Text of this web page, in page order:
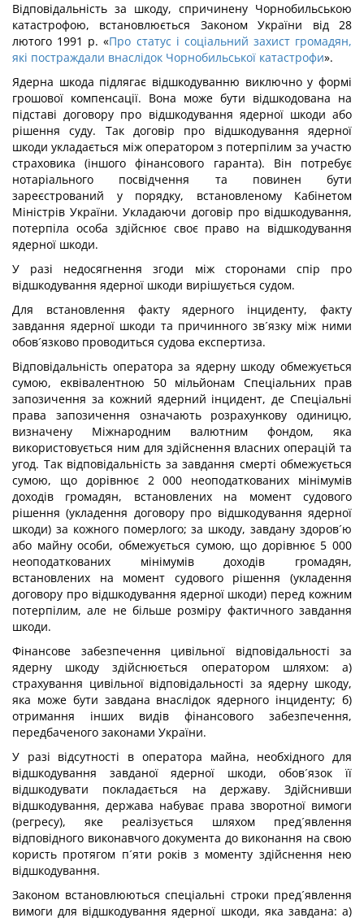
Відповідальність за шкоду, спричинену Чорнобильською
катастрофою, встановлюється Законом України від 28
лютого 1991 р. «Про статус і соціальний захист громадян,
які постраждали внаслідок Чорнобильської катастрофи».
Ядерна шкода підлягає відшкодуванню виключно у формі
грошової компенсації. Вона може бути відшкодована на
підставі договору про відшкодування ядерної шкоди або
рішення суду. Так договір про відшкодування ядерної
шкоди укладається між оператором з потерпілим за участю
страховика (іншого фінансового гаранта). Він потребує
нотаріального посвідчення та повинен бути
зареєстрований у порядку, встановленому Кабінетом
Міністрів України. Укладаючи договір про відшкодування,
потерпіла особа здійснює своє право на відшкодування
ядерної шкоди.
У разі недосягнення згоди між сторонами спір про
відшкодування ядерної шкоди вирішується судом.
Для встановлення факту ядерного інциденту, факту
завдання ядерної шкоди та причинного зв´язку між ними
обов´язково проводиться судова експертиза.
Відповідальність оператора за ядерну шкоду обмежується
сумою, еквівалентною 50 мільйонам Спеціальних прав
запозичення за кожний ядерний інцидент, де Спеціальні
права запозичення означають розрахункову одиницю,
визначену Міжнародним валютним фондом, яка
використовується ним для здійснення власних операцій та
угод. Так відповідальність за завдання смерті обмежується
сумою, що дорівнює 2 000 неоподаткованих мінімумів
доходів громадян, встановлених на момент судового
рішення (укладення договору про відшкодування ядерної
шкоди) за кожного померлого; за шкоду, завдану здоров´ю
або майну особи, обмежується сумою, що дорівнює 5 000
неоподаткованих мінімумів доходів громадян,
встановлених на момент судового рішення (укладення
договору про відшкодування ядерної шкоди) перед кожним
потерпілим, але не більше розміру фактичного завдання
шкоди.
Фінансове забезпечення цивільної відповідальності за
ядерну шкоду здійснюється оператором шляхом: а)
страхування цивільної відповідальності за ядерну шкоду,
яка може бути завдана внаслідок ядерного інциденту; б)
отримання інших видів фінансового забезпечення,
передбаченого законами України.
У разі відсутності в оператора майна, необхідного для
відшкодування завданої ядерної шкоди, обов´язок її
відшкодувати покладається на державу. Здійснивши
відшкодування, держава набуває права зворотної вимоги
(регресу), яке реалізується шляхом пред´явлення
відповідного виконавчого документа до виконання на свою
користь протягом п´яти років з моменту здійснення нею
відшкодування.
Законом встановлюються спеціальні строки пред´явлення
вимоги для відшкодування ядерної шкоди, яка завдана: а)